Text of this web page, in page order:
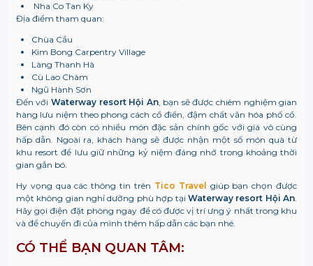
Nha Co Tan Ky
Địa điểm tham quan:
Chùa Cầu
Kim Bong Carpentry Village
Làng Thanh Hà
Cù Lao Chàm
Ngũ Hành Sơn
Đến với Waterway resort Hội An, bạn sẽ được chiêm nghiệm gian
hàng lưu niệm theo phong cách cổ điển, đậm chất văn hóa phố cổ.
Bên cạnh đó còn có nhiều món đặc sản chính gốc với giá vô cùng
hấp dẫn. Ngoài ra, khách hàng sẽ được nhận một số món quà từ
khu resort để lưu giữ những kỷ niệm đáng nhớ trong khoảng thời
gian gắn bó.
Hy vọng qua các thông tin trên Tico Travel giúp bạn chọn được
một không gian nghỉ dưỡng phù hợp tại Waterway resort Hội An.
Hãy gọi điện đặt phòng ngay để có được vị trí ưng ý nhất trong khu
và để chuyến đi của mình thêm hấp dẫn các bạn nhé.
CÓ THỂ BẠN QUAN TÂM: